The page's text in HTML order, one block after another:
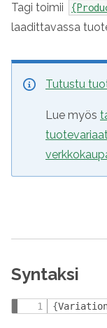
Tagi toimii
laadittavassa
Tutustu
Lue myös
Syntaksi
{